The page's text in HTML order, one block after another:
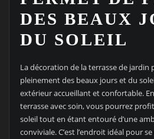
DES BEAUX
DU SOLEIL
La décoration de la terrasse de
pleinement des beaux jours et du
extérieur accueillant et confortable.
terrasse avec soin, vous pourrez
soleil tout en étant entouré d’une
conviviale. C’est l’endroit idéal pour